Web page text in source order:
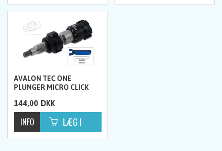
AVALON TEC ONE
PLUNGER MICRO CLICK
144,00 DKK